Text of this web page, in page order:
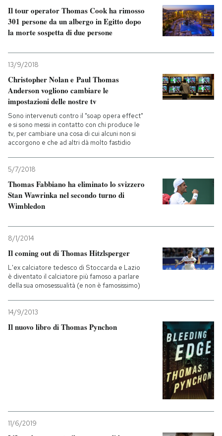
Il tour operator Thomas Cook ha rimosso
301 persone da un albergo in Egitto dopo
la morte sospetta di due persone
13/9/2018
Christopher Nolan e Paul Thomas
Anderson vogliono cambiare le
impostazioni delle nostre tv
Sono intervenuti contro il "soap opera effect"
e si sono messi in contatto con chi produce le
tv, per cambiare una cosa di cui alcuni non si
accorgono e che ad altri dà molto fastidio
5/7/2018
Thomas Fabbiano ha eliminato lo svizzero
Stan Wawrinka nel secondo turno di
Wimbledon
8/1/2014
Il coming out di Thomas Hitzlsperger
L'ex calciatore tedesco di Stoccarda e Lazio
è diventato il calciatore più famoso a parlare
della sua omosessualità (e non è famosissimo)
14/9/2013
Il nuovo libro di Thomas Pynchon
11/6/2019